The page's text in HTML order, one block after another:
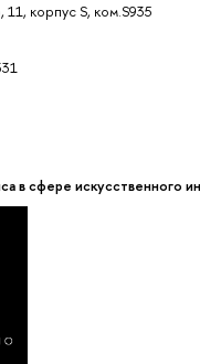
корпус S, ком.S935
в сфере искусственного